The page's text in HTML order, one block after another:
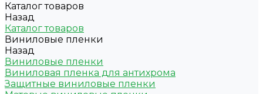
Каталог товаров
Назад
Каталог товаров
Виниловые пленки
Назад
Виниловые пленки
Виниловая пленка для антихрома
Защитные виниловые пленки